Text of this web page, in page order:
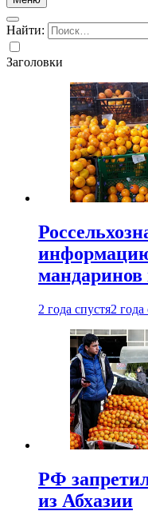
Найти:
Заголовки
информацию
мандаринов
2 года спустя2 года
РФ
из Абхазии